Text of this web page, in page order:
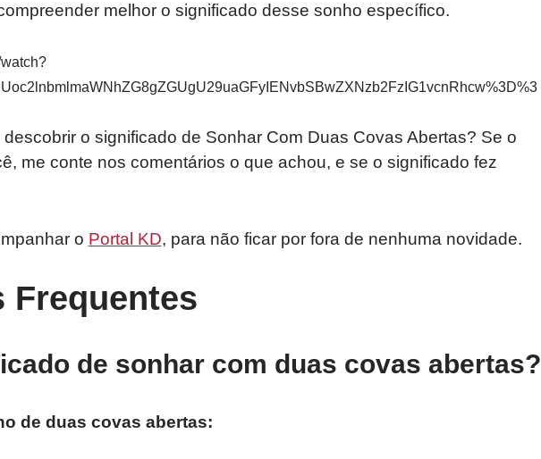
melhor o significado desse sonho específico.
o significado de Sonhar Com Duas Covas Abertas? Se o
me conte nos comentários o que achou, e se o significado fez
o Portal KD, para não ficar por fora de nenhuma novidade.
Frequentes
de sonhar com duas covas abertas?
de duas covas abertas: